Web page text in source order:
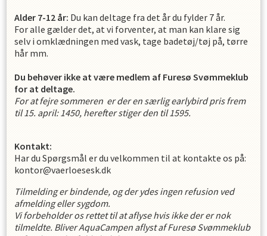
Alder 7-12 år: Du kan deltage fra det år du fylder 7 år.
For alle gælder det, at vi forventer, at man kan klare sig
selv i omklædningen med vask, tage badetøj/tøj på, tørre
hår mm.
Du behøver ikke at være medlem af Furesø Svømmeklub
for at deltage.
For at fejre sommeren er der en særlig earlybird pris frem
til 15. april: 1450, herefter stiger den til 1595.
Kontakt:
Har du Spørgsmål er du velkommen til at kontakte os på:
kontor@vaerloesesk.dk
Tilmelding er bindende, og der ydes ingen refusion ved
afmelding eller sygdom.
Vi forbeholder os rettet til at aflyse hvis ikke der er nok
tilmeldte. Bliver AquaCampen aflyst af Furesø Svømmeklub